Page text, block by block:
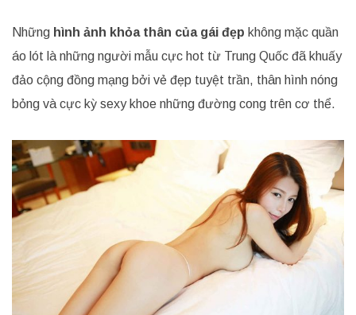
Những hình ảnh khỏa thân của gái đẹp không mặc quần
áo lót là những người mẫu cực hot từ Trung Quốc đã khuấy
đảo cộng đồng mạng bởi vẻ đẹp tuyệt trần, thân hình nóng
bỏng và cực kỳ sexy khoe những đường cong trên cơ thể.